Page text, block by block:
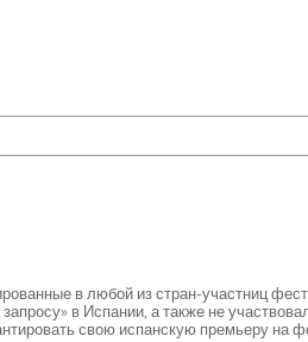
в любой из стран-участниц
в Испании, а также не
свою испанскую премьеру на